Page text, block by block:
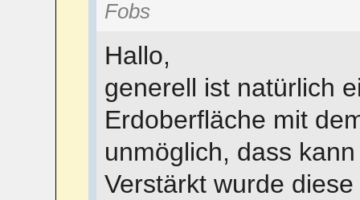
Fobs
Hallo,
generell ist natürlich
Erdoberfläche mit
unmöglich, dass
Verstärkt wurde